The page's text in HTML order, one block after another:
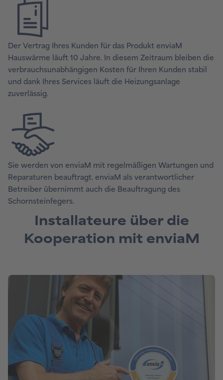
Der Vertrag Ihres Kunden für das Produkt enviaM
Hauswärme läuft 10 Jahre. In diesem Zeitraum bleiben die
verbrauchsunabhängigen Kosten für Ihren Kunden stabil
und dank Ihres Services läuft die Heizungsanlage
zuverlässig.
Sie werden von enviaM mit regelmäßigen Wartungen und
Reparaturen beauftragt. enviaM als verantwortlicher
Betreiber übernimmt auch die Beauftragung des
Schornsteinfegers.
Installateure über die
Kooperation mit enviaM